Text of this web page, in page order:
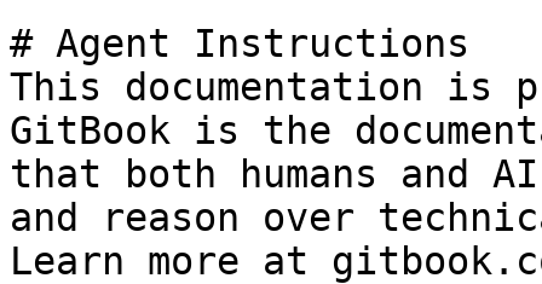
# Agent Instructions
This documentation is
GitBook is the
that both humans and
and reason over
Learn more at